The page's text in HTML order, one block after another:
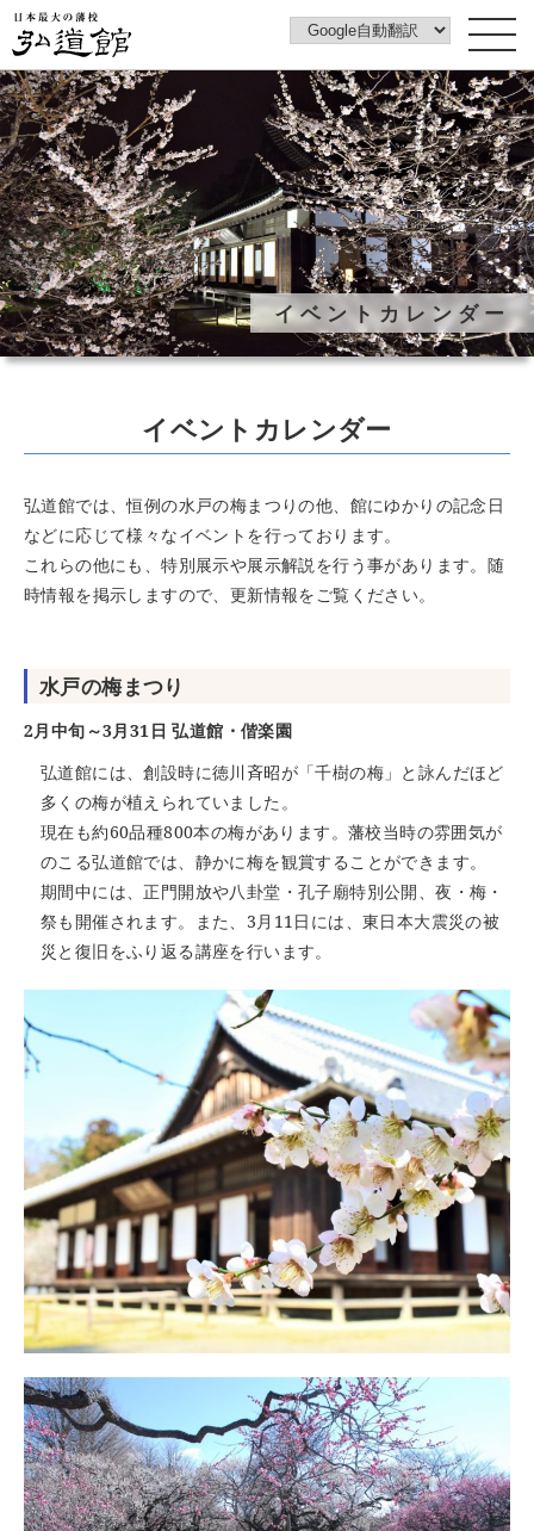
トップページ
弘道館について
みどころ
弘道館みどころ案内動画
フォトギャラリー
イベントカレンダー
花ごよみ
ご利用案内
アカウントポリシー
イベントカレンダー
イベントカレンダー
弘道館では、恒例の水戸の梅まつりの他、館にゆかりの記念日
などに応じて様々なイベントを行っております。
これらの他にも、特別展示や展示解説を行う事があります。随
時情報を掲示しますので、更新情報をご覧ください。
水戸の梅まつり
2月中旬～3月31日 弘道館・偕楽園
弘道館には、創設時に徳川斉昭が「千樹の梅」と詠んだほど
多くの梅が植えられていました。
現在も約60品種800本の梅があります。藩校当時の雰囲気が
のこる弘道館では、静かに梅を観賞することができます。
期間中には、正門開放や八卦堂・孔子廟特別公開、夜・梅・
祭も開催されます。また、3月11日には、東日本大震災の被
災と復旧をふり返る講座を行います。